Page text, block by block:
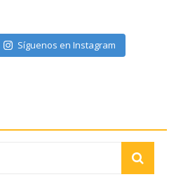
Síguenos en Instagram